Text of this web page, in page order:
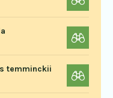
temminckii